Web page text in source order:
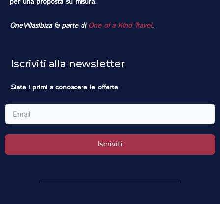
OneVillasIbiza fa parte di One of a Kind Travel.
Iscriviti alla newsletter
Siate i primi a conoscere le offerte
Iscriviti